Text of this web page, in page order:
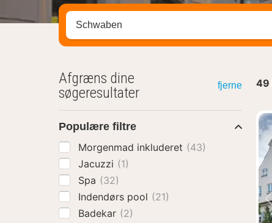
Søg efter destination ...
49
Afgræns dine
søgeresultater
fjerne
Populære filtre
Morgenmad inkluderet (43)
Jacuzzi (1)
Spa (32)
Indendørs pool (21)
Badekar (2)